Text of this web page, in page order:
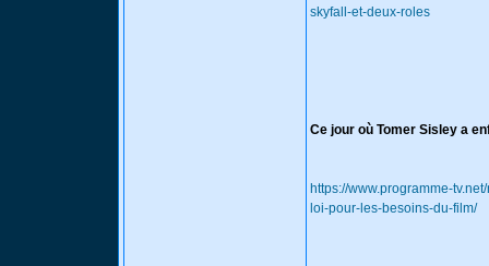
skyfall-et-deux-roles
Ce jour où Tomer Sisley a
https://www.programme-
loi-pour-les-besoins-du-film/